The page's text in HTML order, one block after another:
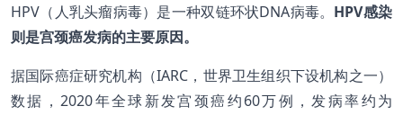
HPV（人乳头瘤病毒）是一种双链环状DNA病毒。 HPV感染
则是宫颈癌发病的主要原因。
据国际癌症研究机构（IARC，世界卫生组织下设机构之一）
数据，2020年全球新发宫颈癌约60万例，发病率约为